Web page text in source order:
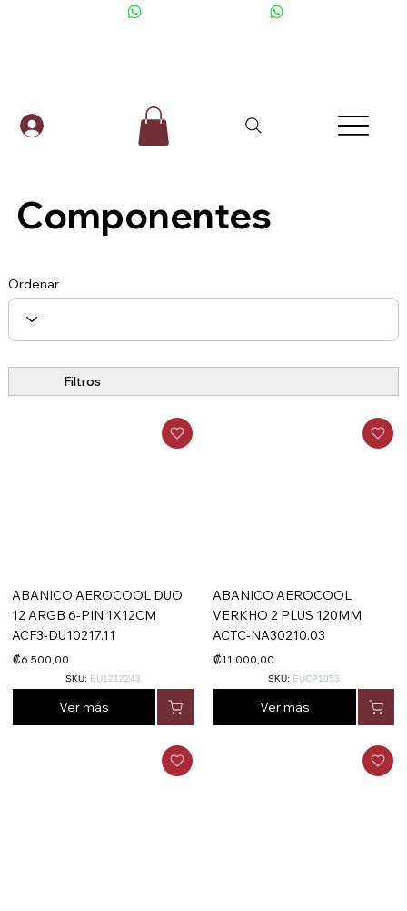
ABANICO AEROCOOL DUO
12 ARGB 6-PIN 1X12CM
ACF3-DU10217.11
₡6 500,00
Ver más
SKU: EU1212243
ABANICO AEROCOOL
VERKHO 2 PLUS 120MM
ACTC-NA30210.03
₡11 000,00
Ver más
SKU: EUCP1053
Componentes
Filtros
Ordenar